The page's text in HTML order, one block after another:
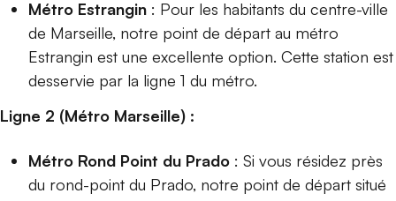
Métro Estrangin : Pour les habitants du centre-ville
de Marseille, notre point de départ au métro
Estrangin est une excellente option. Cette station est
desservie par la ligne 1 du métro.
Ligne 2 (Métro Marseille) :
Métro Rond Point du Prado : Si vous résidez près
du rond-point du Prado, notre point de départ situé